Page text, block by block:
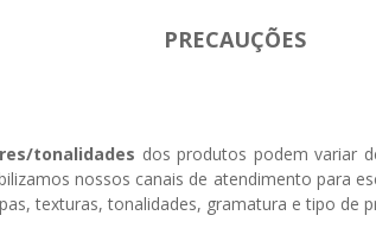
PRECAUÇÕES
tonalidades dos produtos podem variar
nossos canais de atendimento para
texturas, tonalidades, gramatura e tipo de